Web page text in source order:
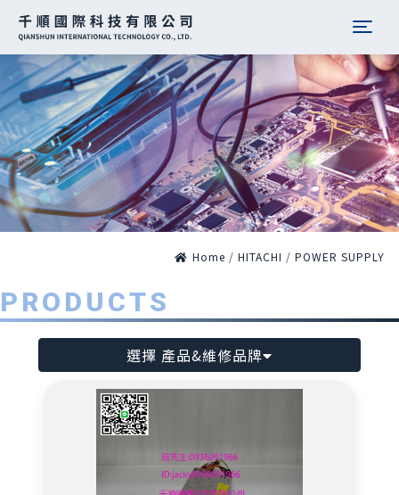
Home / HITACHI / POWER SUPPLY
PRODUCTS
選擇 產品&維修品牌